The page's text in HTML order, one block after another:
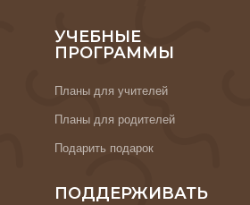
УЧЕБНЫЕ
ПРОГРАММЫ
Планы для учителей
Планы для родителей
Подарить подарок
ПОДДЕРЖИВАТЬ